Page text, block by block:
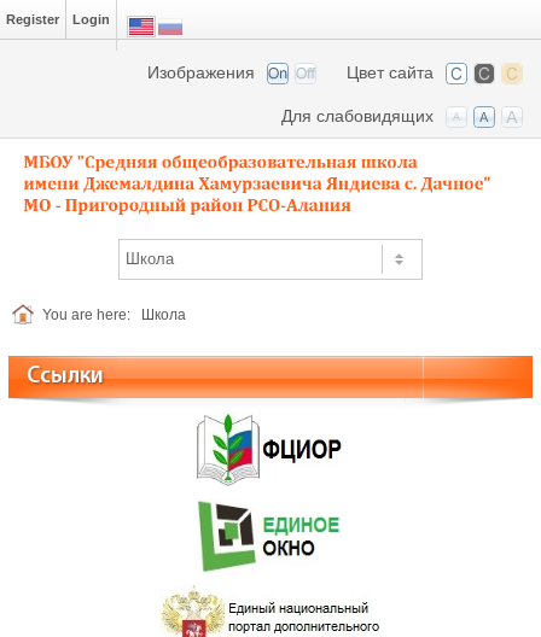
Register Login
Цвет сайта
Изображения
Для слабовидящих
You are here: Школа
Ссылки